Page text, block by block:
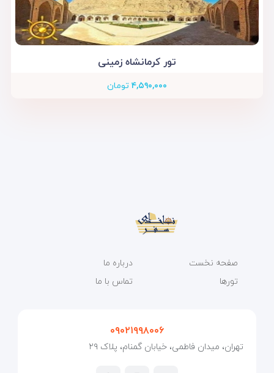
تور کرمانشاه زمینی
۴,۵۹۰,۰۰۰ تومان
صفحه نخست
تورها
درباره ما
تماس با ما
۰۹۰۲۱۹۹۸۰۰۶
تهران، میدان فاطمی، خیابان گمنام، پلاک ۲۹